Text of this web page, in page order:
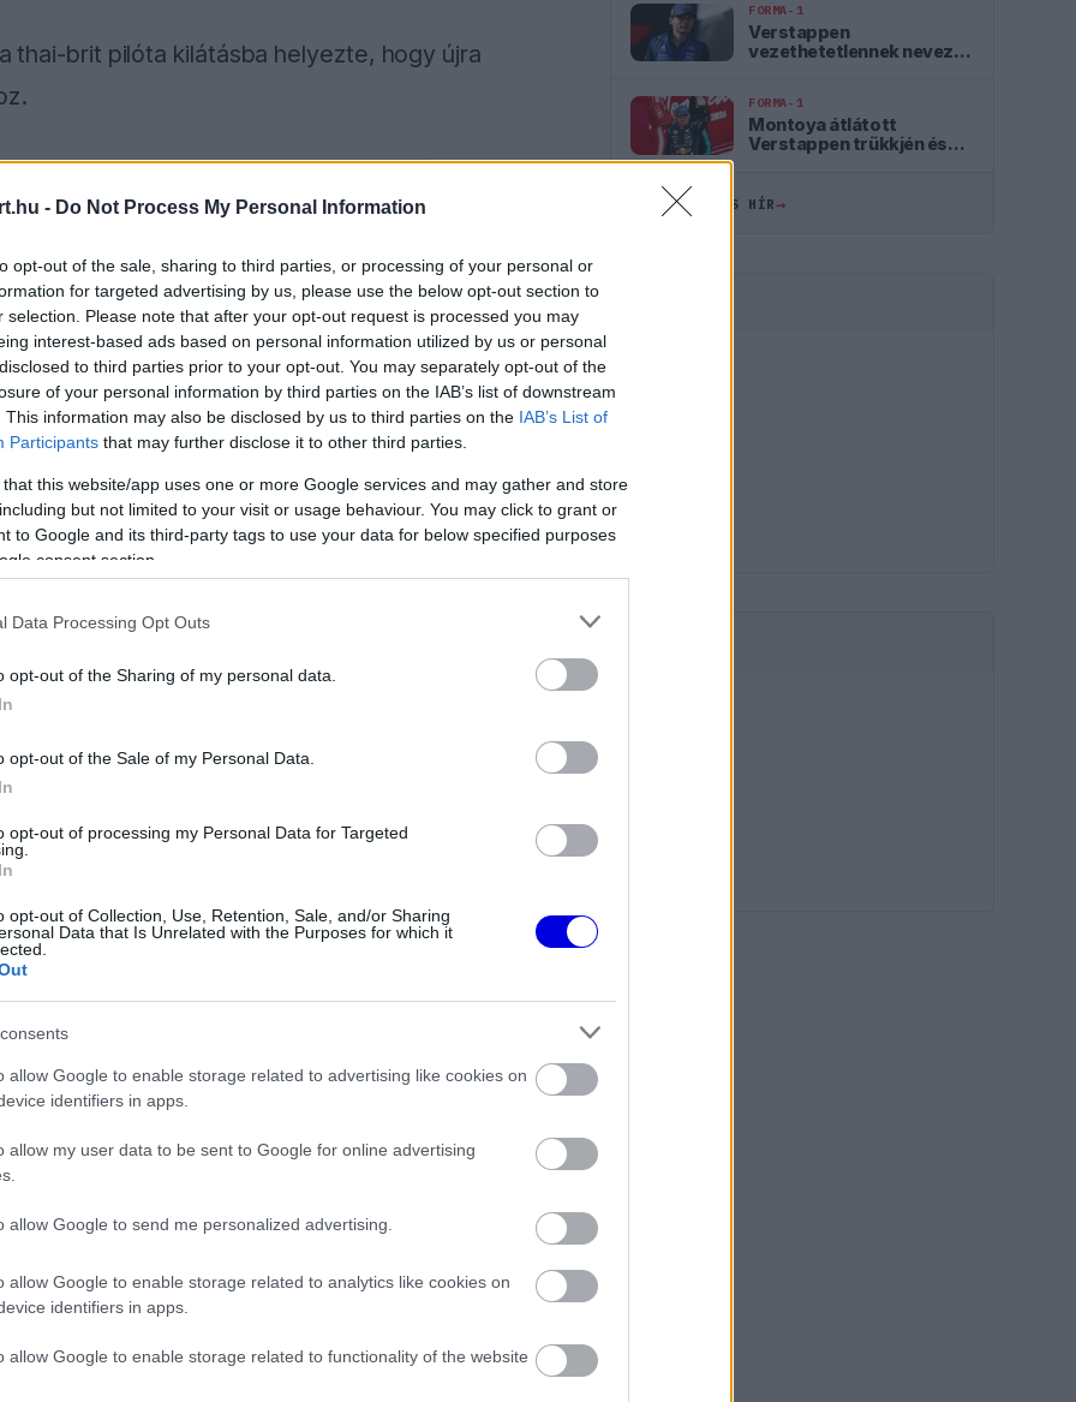
- Do Not Process My Personal Information
opt-out of the sale, sharing to third parties, or processing of your personal or
for targeted advertising by us, please use the below opt-out section to
selection. Please note that after your opt-out request is processed you may
interest-based ads based on personal information utilized by us or personal
to third parties prior to your opt-out. You may separately opt-out of the
of your personal information by third parties on the IAB’s list of downstream
This information may also be disclosed by us to third parties on the IAB’s List of
Participants that may further disclose it to other third parties.
that this website/app uses one or more Google services and may gather and store
but not limited to your visit or usage behaviour. You may click to grant or
to Google and its third-party tags to use your data for below specified purposes
consent section.
Data Processing Opt Outs
opt-out of the Sharing of my personal data.
opt-out of the Sale of my Personal Data.
opt-out of processing my Personal Data for Targeted
opt-out of Collection, Use, Retention, Sale, and/or Sharing
Data that Is Unrelated with the Purposes for which it
allow Google to enable storage related to advertising like cookies on
identifiers in apps.
allow my user data to be sent to Google for online advertising
allow Google to send me personalized advertising.
allow Google to enable storage related to analytics like cookies on
identifiers in apps.
allow Google to enable storage related to functionality of the website
thai-brit pilóta kilátásba helyezte, hogy újra
the server or network failed or because the
év volt számomra, mint bármelyik
elhinni, de az éhség ott volt bennem" -
-nek.
követelését
Sainzot a Williamsnél
nem kapok, az időzítésen múlik, sok
mindent beleadtam. Volt egy A
Mondjuk az AA terv is az volt
FORMA-1
Verstappen
vezethetetlennek nevezte
FORMA-1
Montoya átlátott
Verstappen trükkjén és
ÖSSZES FRISS HÍR→